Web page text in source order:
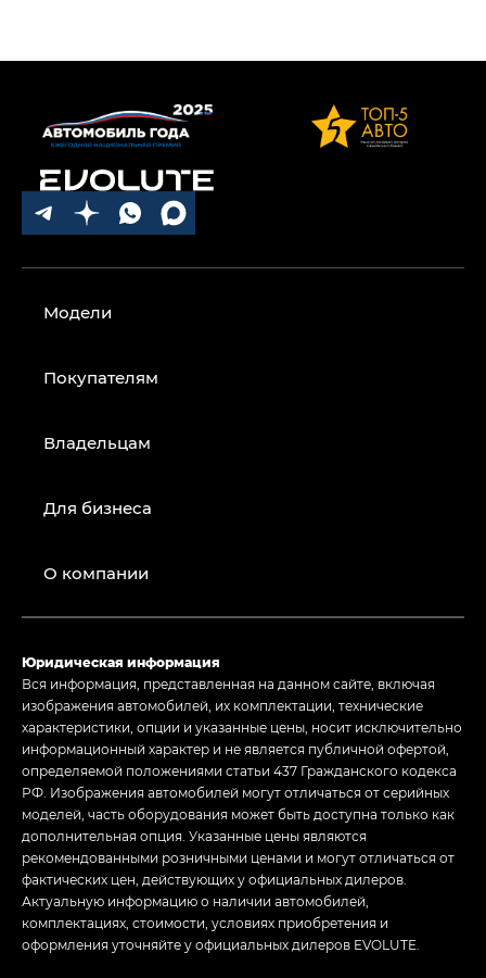
Модели
Покупателям
Владельцам
Для бизнеса
О компании
Юридическая информация
Вся информация, представленная на данном сайте, включая
изображения автомобилей, их комплектации, технические
характеристики, опции и указанные цены, носит исключительно
информационный характер и не является публичной офертой,
определяемой положениями статьи 437 Гражданского кодекса
РФ. Изображения автомобилей могут отличаться от серийных
моделей, часть оборудования может быть доступна только как
дополнительная опция. Указанные цены являются
рекомендованными розничными ценами и могут отличаться от
фактических цен, действующих у официальных дилеров.
Актуальную информацию о наличии автомобилей,
комплектациях, стоимости, условиях приобретения и
оформления уточняйте у официальных дилеров EVOLUTE.